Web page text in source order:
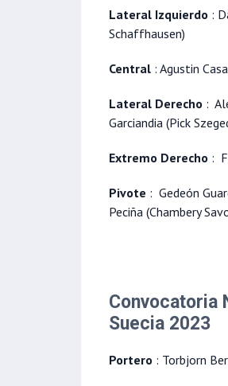
Lateral Izquierdo :
Schaffhausen)
Central : Agustin
Lateral Derecho :
Garciandia (Pick
Extremo Derecho :
Pivote : Gedeón
Peciña (Chambery
Convocatoria
Suecia 2023
Portero : Torbjorn